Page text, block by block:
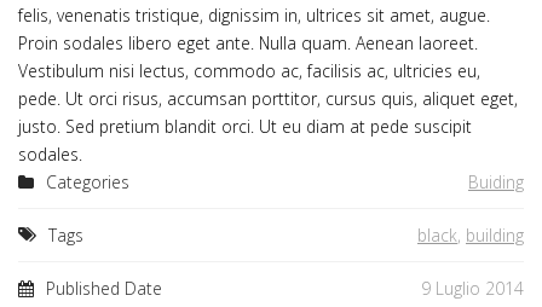
felis, venenatis tristique, dignissim in, ultrices sit amet, augue.
Proin sodales libero eget ante. Nulla quam. Aenean laoreet.
Vestibulum nisi lectus, commodo ac, facilisis ac, ultricies eu,
pede. Ut orci risus, accumsan porttitor, cursus quis, aliquet eget,
justo. Sed pretium blandit orci. Ut eu diam at pede suscipit
sodales.
Categories
Buiding
Tags black, building
Published Date 9 Luglio 2014